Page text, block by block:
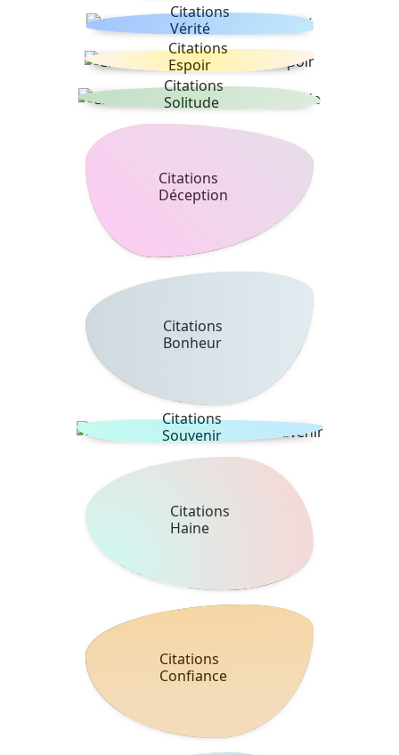
Citations
Vérité
Citations
Espoir
Citations
Solitude
Citations
Déception
Citations
Bonheur
Citations
Souvenir
Citations
Haine
Citations
Confiance